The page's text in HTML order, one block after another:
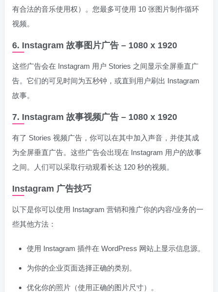
有合法的音乐使用权）。您最多可使用 10 张图片制作循环
视频。
6. Instagram 故事图片广告 – 1080 x 1920
这些广告会在 Instagram 用户 Stories 之间显示全屏垂直广
告。它们的可见时间为五秒钟，或直到用户刷出 Instagram
故事。
7. Instagram 故事视频广告 – 1080 x 1920
有了 Stories 视频广告，你可以在其中加入声音，并使其成
为全屏垂直广告。这些广告会出现在 Instagram 用户的故事
之间。人们可以采取行动观看长达 120 秒的视频。
Instagram 广告技巧
以下是你可以使用 Instagram 营销和推广你的内容/业务的一
些其他方法：
使用 Instagram 插件在 WordPress 网站上显示信息源。
为你的企业页面选择正确的类别。
优化你的照片（使用正确的图片尺寸）。